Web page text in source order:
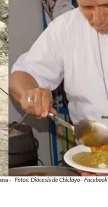
- Fotos: Diócesis de Chiclayo - Facebook